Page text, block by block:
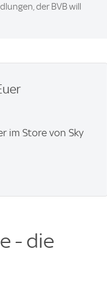
der BVB will
im Store von Sky
- die